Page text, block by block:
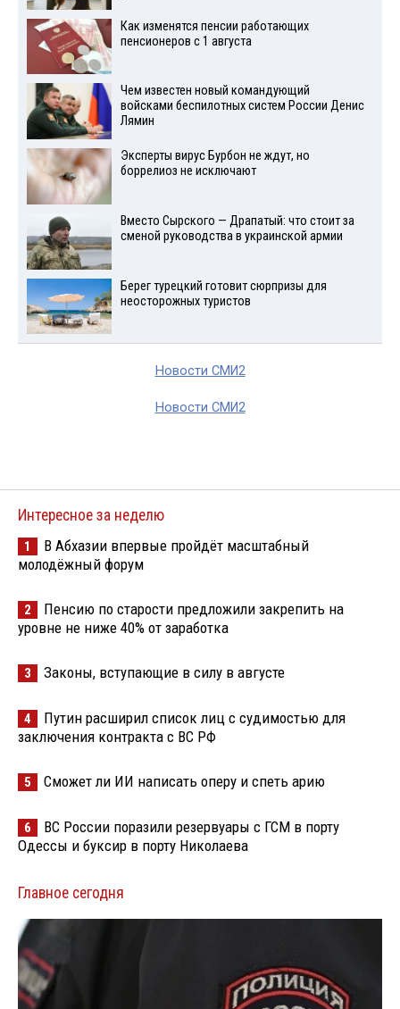
Как изменятся пенсии работающих
пенсионеров с 1 августа
Чем известен новый командующий
войсками беспилотных систем России Денис
Лямин
Эксперты вирус Бурбон не ждут, но
боррелиоз не исключают
Вместо Сырского — Драпатый: что стоит за
сменой руководства в украинской армии
Берег турецкий готовит сюрпризы для
неосторожных туристов
Новости СМИ2
Новости СМИ2
Интересное за неделю
1
В Абхазии впервые пройдёт масштабный
молодёжный форум
2
Пенсию по старости предложили закрепить на
уровне не ниже 40% от заработка
3 Законы, вступающие в силу в августе
4
Путин расширил список лиц с судимостью для
заключения контракта с ВС РФ
5 Сможет ли ИИ написать оперу и спеть арию
6
ВС России поразили резервуары с ГСМ в порту
Одессы и буксир в порту Николаева
Главное сегодня